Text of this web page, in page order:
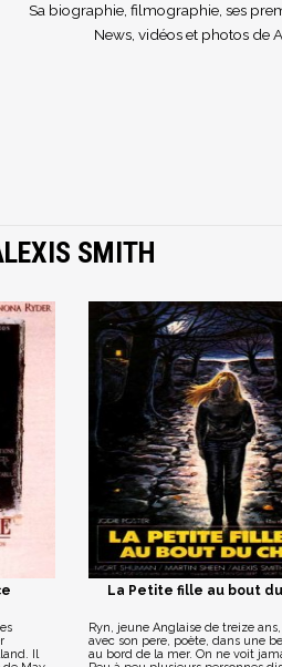
Sa biographie, filmographie, ses
News, vidéos et photos de
SMITH
Il
La Petite fille au bout
Ryn, jeune Anglaise de treize
avec son pere, poète, dans une
au bord de la mer. On ne voit